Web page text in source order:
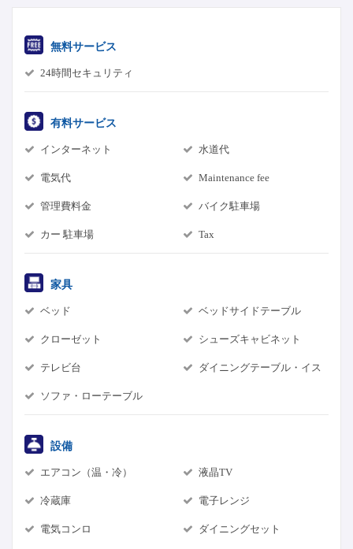
無料サービス
24時間セキュリティ
有料サービス
インターネット 水道代
電気代 Maintenance fee
管理費料金 バイク駐車場
カー 駐車場 Tax
家具
ベッド ベッドサイドテーブル
クローゼット シューズキャビネット
テレビ台 ダイニングテーブル・イス
ソファ・ローテーブル
設備
エアコン（温・冷） 液晶TV
冷蔵庫 電子レンジ
電気コンロ ダイニングセット